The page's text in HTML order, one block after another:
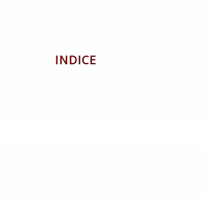
INDICE